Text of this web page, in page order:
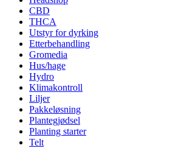
CBD
THCA
Utstyr for dyrking
Etterbehandling
Gromedia
Hus/hage
Hydro
Klimakontroll
Liljer
Pakkeløsning
Plantegjødsel
Planting starter
Telt